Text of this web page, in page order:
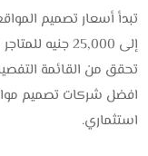
إلى 25,000
تحقق من القائمة
افضل شركات تصميم
استثماري.